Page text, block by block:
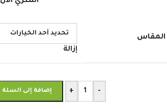
المقاس
إزالة
-
+ إضافة إلى السلة